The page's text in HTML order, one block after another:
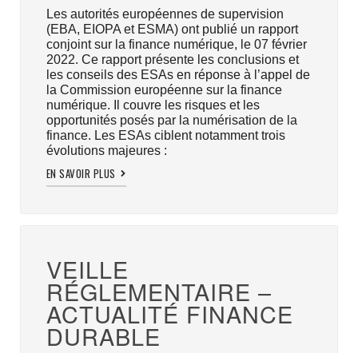
Les autorités européennes de supervision
(EBA, EIOPA et ESMA) ont publié un rapport
conjoint sur la finance numérique, le 07 février
2022. Ce rapport présente les conclusions et
les conseils des ESAs en réponse à l’appel de
la Commission européenne sur la finance
numérique. Il couvre les risques et les
opportunités posés par la numérisation de la
finance. Les ESAs ciblent notamment trois
évolutions majeures :
EN SAVOIR PLUS
VEILLE
RÉGLEMENTAIRE –
ACTUALITÉ FINANCE
DURABLE